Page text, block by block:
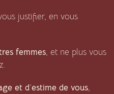
justifier, en vous
femmes, et ne plus vous
et d’estime de vous,